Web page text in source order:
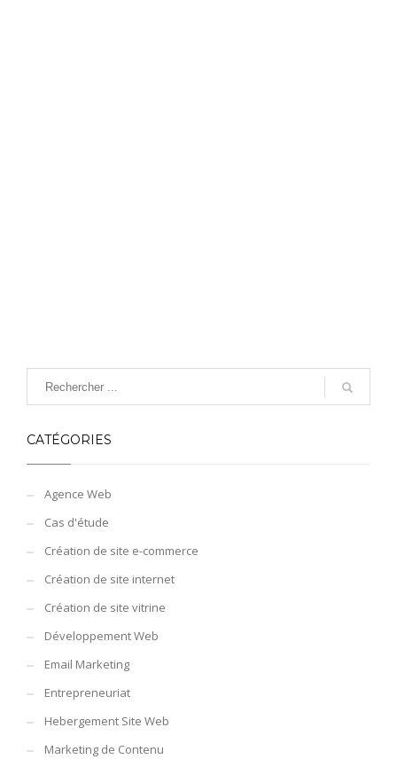
CATÉGORIES
Agence Web
Cas d'étude
Création de site e-commerce
Création de site internet
Création de site vitrine
Développement Web
Email Marketing
Entrepreneuriat
Hebergement Site Web
Marketing de Contenu